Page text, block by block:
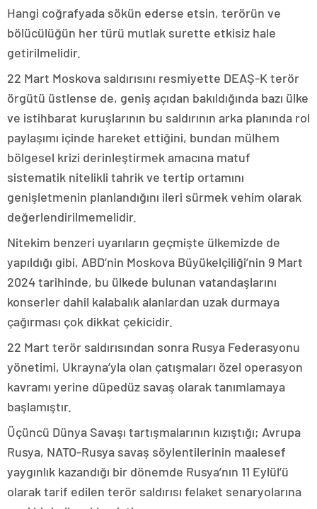
Hangi coğrafyada sökün ederse etsin, terörün ve
bölücülüğün her türü mutlak surette etkisiz hale
getirilmelidir.
22 Mart Moskova saldırısını resmiyette DEAŞ-K terör
örgütü üstlense de, geniş açıdan bakıldığında bazı ülke
ve istihbarat kuruşlarının bu saldırının arka planında rol
paylaşımı içinde hareket ettiğini, bundan mülhem
bölgesel krizi derinleştirmek amacına matuf
sistematik nitelikli tahrik ve tertip ortamını
genişletmenin planlandığını ileri sürmek vehim olarak
değerlendirilmemelidir.
Nitekim benzeri uyarıların geçmişte ülkemizde de
yapıldığı gibi, ABD’nin Moskova Büyükelçiliği’nin 9 Mart
2024 tarihinde, bu ülkede bulunan vatandaşlarını
konserler dahil kalabalık alanlardan uzak durmaya
çağırması çok dikkat çekicidir.
22 Mart terör saldırısından sonra Rusya Federasyonu
yönetimi, Ukrayna’yla olan çatışmaları özel operasyon
kavramı yerine düpedüz savaş olarak tanımlamaya
başlamıştır.
Üçüncü Dünya Savaşı tartışmalarının kızıştığı; Avrupa
Rusya, NATO-Rusya savaş söylentilerinin maalesef
yaygınlık kazandığı bir dönemde Rusya’nın 11 Eylül’ü
olarak tarif edilen terör saldırısı felaket senaryolarına